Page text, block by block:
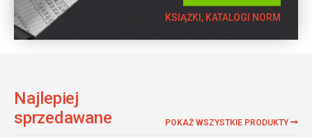
KSIĄŻKI, KATALOGI NORM
Najlepiej
sprzedawane
POKAŻ WSZYSTKIE PRODUKTY